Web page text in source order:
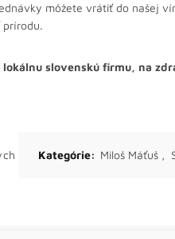
môžete vrátiť do našej
prírodu.
lokálnu slovenskú firmu, na
Kategórie: Miloš Máťuš ,